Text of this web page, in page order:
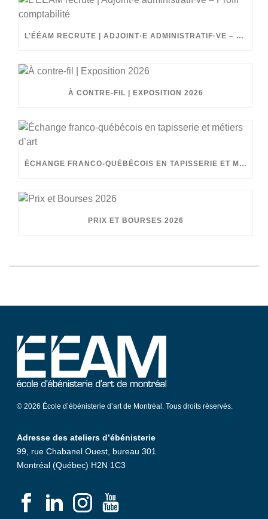
L’ÉÉAM RECRUTE | ADJOINT·E ADMINISTRATIF·VE – PROFIL COMPTABILITÉ
À CONTRE-FIL | EXPOSITION 2026
ÉCHANGE FRANCO-QUÉBÉCOIS EN TAPISSERIE ET MÉTIERS D’ART
PRIX ET BOURSES 2026
© 2026 École d’ébénisterie d’art de Montréal. Tous droits réservés.
Adresse des ateliers d’ébénisterie
99, rue Chabanel Ouest, bureau 301
Montréal (Québec) H2N 1C3